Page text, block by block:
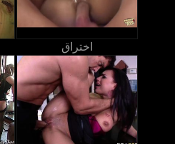
اختراق